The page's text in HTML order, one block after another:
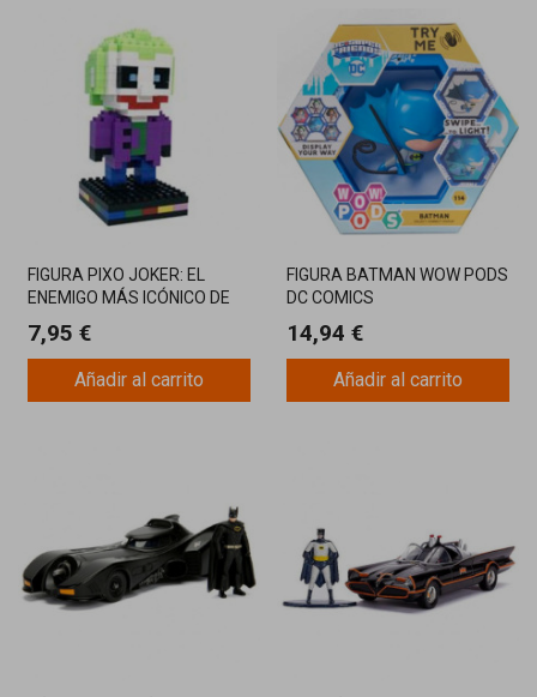
FIGURA PIXO JOKER: EL
ENEMIGO MÁS ICÓNICO DE
PIXELADO
7,95 €
Añadir al carrito
FIGURA BATMAN WOW PODS
DC COMICS
14,94 €
Añadir al carrito